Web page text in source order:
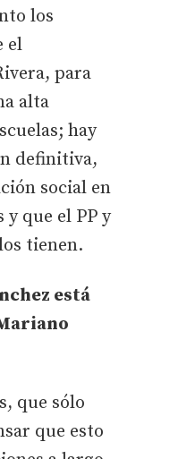
los
el
para
alta
hay
definitiva,
social en
que el PP y
tienen.
está
que sólo
que esto